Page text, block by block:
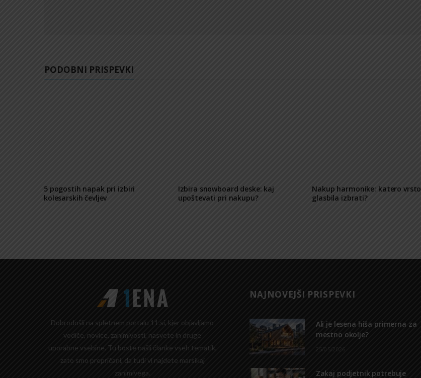
PODOBNI PRISPEVKI
5 pogostih napak pri izbiri
kolesarskih čevljev
Izbira snowboard deske: kaj
upoštevati pri nakupu?
Nakup harmonike: katero vrsto
glasbila izbrati?
Dobrodošli na spletnem portalu 11.si, kjer objavljamo
vodiče, novice, zanimivosti, nasvete in druge
uporabne vsebine. Tu boste našli članke vseh tematik,
zato smo prepričani, da tudi vi najdete marsikaj
zanimivega.
NAJNOVEJŠI PRISPEVKI
Ali je lesena hiša primerna za
mestno okolje?
25/05/2026
Zakaj podjetnik potrebuje